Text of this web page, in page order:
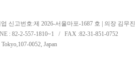
신고번호:제 2026-서울마포-1687 호 | 의장 김무진
: 82-2-557-1810~1 / FAX :82-31-851-0752
0052, Japan